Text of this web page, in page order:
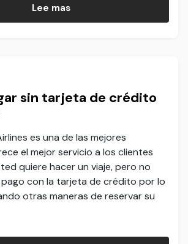
Lee mas
sin tarjeta de crédito
es una de las mejores
el mejor servicio a los clientes
quiere hacer un viaje, pero no
con la tarjeta de crédito por lo
otras maneras de reservar su